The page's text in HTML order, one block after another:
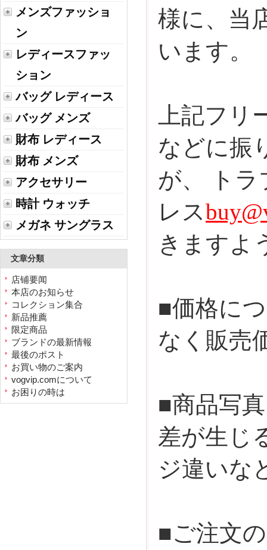
メンズファッショ
ン
レディースファッ
ション
バッグ レディース
バッグ メンズ
財布 レディース
財布 メンズ
アクセサリー
時計 ウォッチ
メガネ サングラス
文章分類
店铺要闻
本店のお知らせ
コレクション集合
新品推薦
限定商品
ブランドの最新情報
最後のポスト
お買い物のご案内
vogvip.comについて
お困りの時は
様に、当
います。
上記フ
などに振
が、
ト
レス
きますよ
■価格に
なく販売
■商品写
差が生じ
ジ違いな
■ご注文